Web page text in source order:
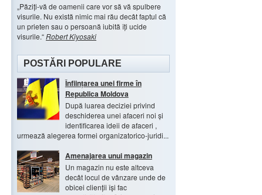
Păziți-vă de oamenii care vor să vă spulbere
visurile. Nu există nimic mai rău decât faptul că
un prieten sau o persoană iubită îți ucide
visurile. Robert Kiyosaki
POSTĂRI POPULARE
Înființarea unei firme în
Republica Moldova
După luarea deciziei privind
deschiderea unei afaceri noi și
identificarea ideii de afaceri ,
urmează alegerea formei organizatorico-juridi...
Amenajarea unui magazin
Un magazin nu este altceva
decât locul de vânzare unde de
obicei clienții își fac